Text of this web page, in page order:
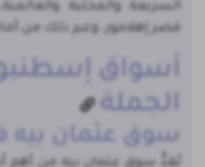
السريعة والمحلية
قصر إهلامور، وغير ذلك من
أسواق
الجملة
سوق عثمان بيه
يُعَدُّ سوق عثمان بيه من أهم